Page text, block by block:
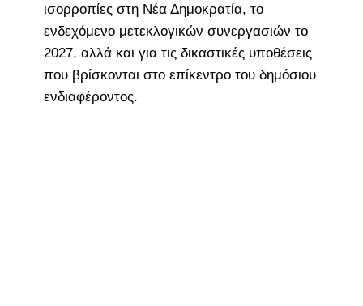
ισορροπίες στη Νέα Δημοκρατία, το
ενδεχόμενο μετεκλογικών συνεργασιών το
2027, αλλά και για τις δικαστικές υποθέσεις
που βρίσκονται στο επίκεντρο του δημόσιου
ενδιαφέροντος.